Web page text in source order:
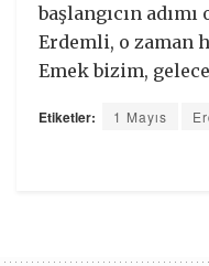
başlangıcın adımı
Erdemli, o zaman
Emek bizim,
Etiketler: 1 Mayıs